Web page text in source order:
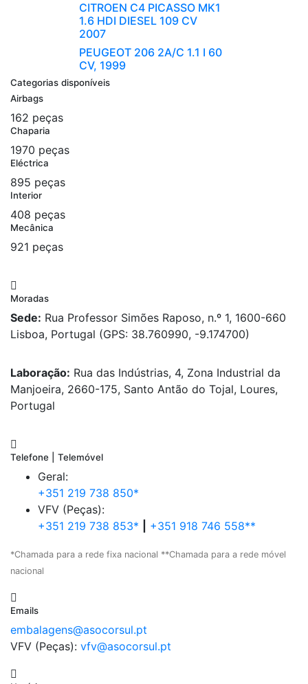
CITROEN C4 PICASSO MK1
1.6 HDI DIESEL 109 CV
2007
PEUGEOT 206 2A/C 1.1 I 60
CV, 1999
Categorias disponíveis
Airbags
162 peças
Chaparia
1970 peças
Eléctrica
895 peças
Interior
408 peças
Mecânica
921 peças
Moradas
Sede: Rua Professor Simões Raposo, n.º 1, 1600-660
Lisboa, Portugal (GPS: 38.760990, -9.174700)
Laboração: Rua das Indústrias, 4, Zona Industrial da
Manjoeira, 2660-175, Santo Antão do Tojal, Loures,
Portugal
Telefone | Telemóvel
Geral:
+351 219 738 850*
VFV (Peças):
+351 219 738 853*
+351 918 746 558**
*Chamada para a rede fixa nacional **Chamada para a rede móvel
nacional
Emails
embalagens@asocorsul.pt
VFV (Peças): vfv@asocorsul.pt